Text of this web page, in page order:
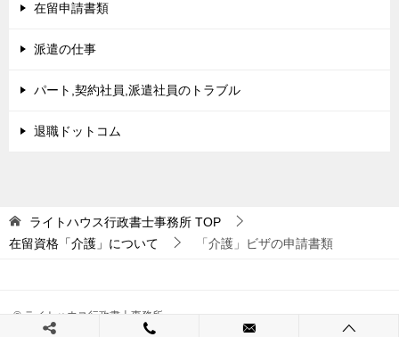
在留申請書類
派遣の仕事
パート,契約社員,派遣社員のトラブル
退職ドットコム
ライトハウス行政書士事務所 TOP
在留資格「介護」について
「介護」ビザの申請書類
© ライトハウス行政書士事務所